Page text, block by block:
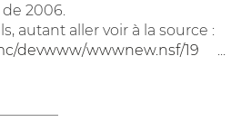
2006.
autant aller voir à la source :
devwww/wwwnew.nsf/19